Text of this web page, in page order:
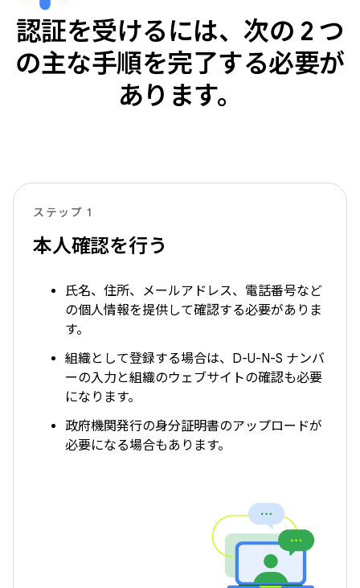
認証を受けるには、次の 2 つ
の主な手順を完了する必要が
あります。
ステップ 1
本人確認を行う
氏名、住所、メールアドレス、電話番号など
の個人情報を提供して確認する必要がありま
す。
組織として登録する場合は、D-U-N-S ナンバ
ーの入力と組織のウェブサイトの確認も必要
になります。
政府機関発行の身分証明書のアップロードが
必要になる場合もあります。